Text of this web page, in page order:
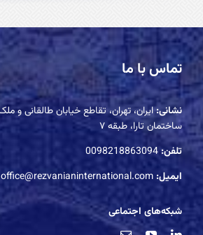
تماس با ما
نشانی:
ساختمان تارا، طبقه ۷
تلفن:0098218863094
ایمیل:
شبکه‌های اجتماعی